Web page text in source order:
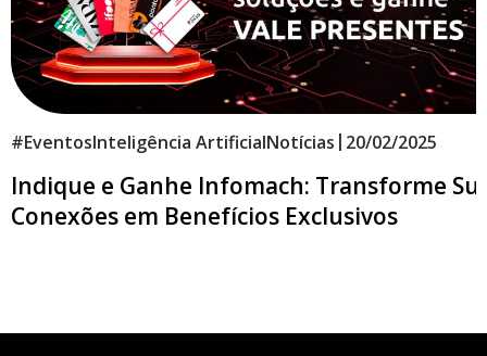
#EventosInteligência ArtificialNotícias | 20/02/2025
Indique e Ganhe Infomach: Transforme
Conexões em Benefícios Exclusivos